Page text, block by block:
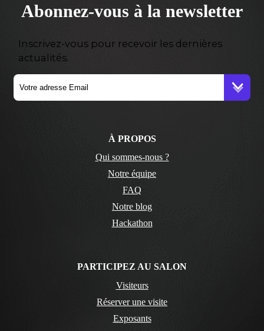
Abonnez-vous à la newsletter
Inscrivez-vous pour recevoir les dernières
actualités.
À PROPOS
Qui sommes-nous ?
Notre équipe
FAQ
Notre blog
Hackathon
PARTICIPEZ AU SALON
Visiteurs
Réserver une visite
Exposants